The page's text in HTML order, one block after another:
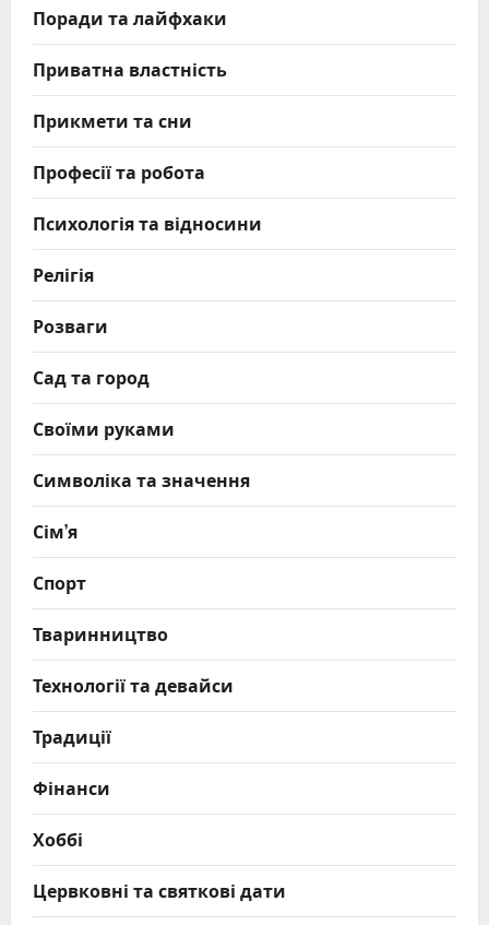
Поради та лайфхаки
Приватна властність
Прикмети та сни
Професії та робота
Психологія та відносини
Релігія
Розваги
Сад та город
Своїми руками
Символіка та значення
Сім’я
Спорт
Тваринництво
Технології та девайси
Традиції
Фінанси
Хоббі
Цервковні та святкові дати